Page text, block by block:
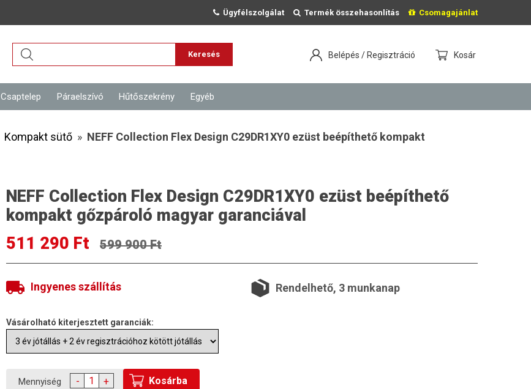
Ügyfélszolgálat Termék összehasonlítás Csomagajánlat
Keresés Belépés / Regisztráció Kosár
Csaptelep Páraelszívó Hűtőszekrény Egyéb
Kompakt sütő » NEFF Collection Flex Design C29DR1XY0 ezüst beépíthető kompakt
NEFF Collection Flex Design C29DR1XY0 ezüst beépíthető
kompakt gőzpároló magyar garanciával
511 290 Ft
599 900 Ft
Ingyenes szállítás Rendelhető, 3 munkanap
Vásárolható kiterjesztett garanciák:
Mennyiség - + Kosárba